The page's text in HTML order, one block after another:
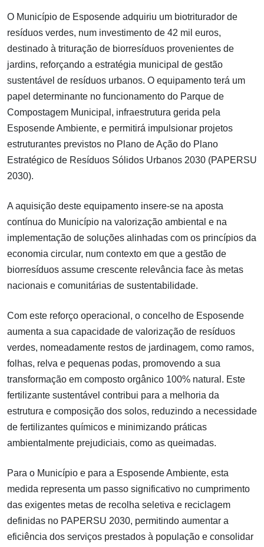
O Município de Esposende adquiriu um biotriturador de
resíduos verdes, num investimento de 42 mil euros,
destinado à trituração de biorresíduos provenientes de
jardins, reforçando a estratégia municipal de gestão
sustentável de resíduos urbanos. O equipamento terá um
papel determinante no funcionamento do Parque de
Compostagem Municipal, infraestrutura gerida pela
Esposende Ambiente, e permitirá impulsionar projetos
estruturantes previstos no Plano de Ação do Plano
Estratégico de Resíduos Sólidos Urbanos 2030 (PAPERSU
2030).
A aquisição deste equipamento insere-se na aposta
contínua do Município na valorização ambiental e na
implementação de soluções alinhadas com os princípios da
economia circular, num contexto em que a gestão de
biorresíduos assume crescente relevância face às metas
nacionais e comunitárias de sustentabilidade.
Com este reforço operacional, o concelho de Esposende
aumenta a sua capacidade de valorização de resíduos
verdes, nomeadamente restos de jardinagem, como ramos,
folhas, relva e pequenas podas, promovendo a sua
transformação em composto orgânico 100% natural. Este
fertilizante sustentável contribui para a melhoria da
estrutura e composição dos solos, reduzindo a necessidade
de fertilizantes químicos e minimizando práticas
ambientalmente prejudiciais, como as queimadas.
Para o Município e para a Esposende Ambiente, esta
medida representa um passo significativo no cumprimento
das exigentes metas de recolha seletiva e reciclagem
definidas no PAPERSU 2030, permitindo aumentar a
eficiência dos serviços prestados à população e consolidar